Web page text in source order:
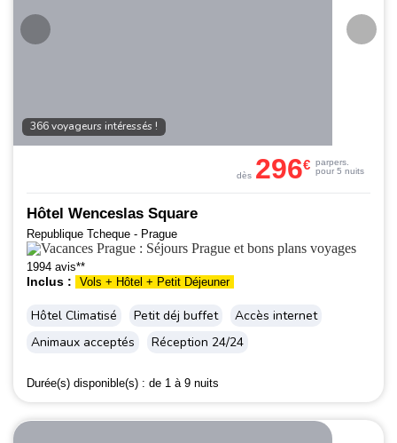
366 voyageurs intéressés !
Hôtel Wenceslas Square
Republique Tcheque - Prague
1994 avis**
Inclus : Vols + Hôtel + Petit Déjeuner
Hôtel Climatisé Petit déj buffet
Accès internet
Animaux acceptés
Réception 24/24
Durée(s) disponible(s) : de 1 à 9 nuits
dès 296€ parpers.
pour 5 nuits